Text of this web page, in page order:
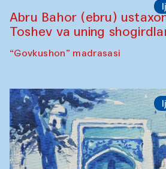
Abru Bahor (ebru)
Toshev va uning
“Govkushon” madrasasi